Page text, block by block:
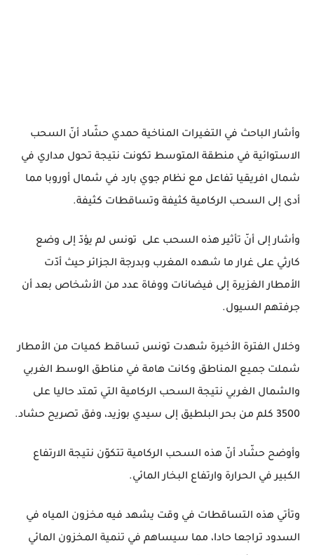
وأشار الباحث في التغيرات المناخية حمدي حشّاد أنّ السحب
الاستوائية في منطقة المتوسط تكونت نتيجة تحول مداري في
شمال افريقيا تفاعل مع نظام جوي بارد في شمال أوروبا مما
أدى إلى السحب الركامية كثيفة وتساقطات كثيفة.
وأشار إلى أنّ تأثير هذه السحب على تونس لم يؤدّ إلى وضع
كارثي على غرار ما شهده المغرب وبدرجة الجزائر حيث أدّت
الأمطار الغزيرة إلى فيضانات ووفاة عدد من الأشخاص بعد أن
جرفتهم السيول.
وخلال الفترة الأخيرة شهدت تونس تساقط كميات من الأمطار
شملت جميع المناطق وكانت هامة في مناطق الوسط الغربي
والشمال الغربي نتيجة السحب الركامية التي تمتد حاليا على
3500 كلم من بحر البلطيق إلى سيدي بوزيد، وفق تصريح حشاد.
وأوضح حشّاد أنّ هذه السحب الركامية تتكوّن نتيجة الارتفاع
الكبير في الحرارة وارتفاع البخار المائي.
وتأتي هذه التساقطات في وقت يشهد فيه مخزون المياه في
السدود تراجعا حادا، مما سيساهم في تنمية المخزون المائي